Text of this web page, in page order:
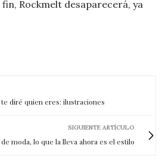
fin, Rockmelt desaparecerá, ya
diré quien eres: ilustraciones
SIGUIENTE ARTÍCULO
moda, lo que la lleva ahora es el estilo